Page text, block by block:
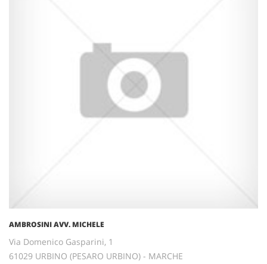
AMBROSINI AVV. MICHELE
Via Domenico Gasparini, 1
61029 URBINO (PESARO URBINO) - MARCHE